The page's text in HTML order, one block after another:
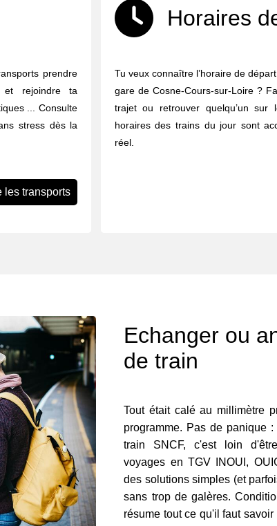
prendre
et rejoindre ta
... Consulte
stress dès la
les transports
Horaires
Tu veux connaître l’horaire de
gare de Cosne-Cours-sur-Loire ?
trajet ou retrouver quelqu’un
horaires des trains du jour sont
réel.
Echanger ou
de train
Tout était calé au millimètre
programme. Pas de panique
train SNCF, c'est loin
voyages en TGV INOUI,
des solutions simples (et
sans trop de galères.
résume tout ce qu'il faut